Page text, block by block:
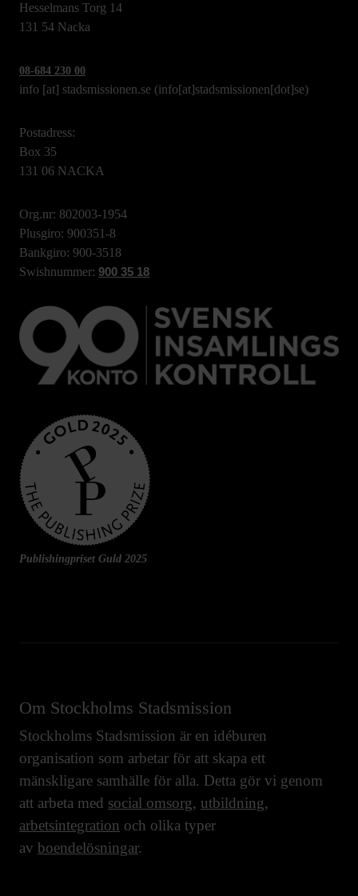
Hesselmans Torg 14
131 54 Nacka
08-684 230 00
info [at] stadsmissionen.se (info[at]stadsmissionen[dot]se)
Postadress:
Box 35
131 06 NACKA
Org.nr: 802003-1954
Plusgiro: 900351-8
Bankgiro: 900-3518
Swishnummer: 900 35 18
Publishingpriset Guld 2025
Om Stockholms Stadsmission
Stockholms Stadsmission är en idéburen
organisation som arbetar för att skapa ett
mänskligare samhälle för alla. Detta gör vi genom
att arbeta med social omsorg, utbildning,
arbetsintegration och olika typer
av boendelösningar.